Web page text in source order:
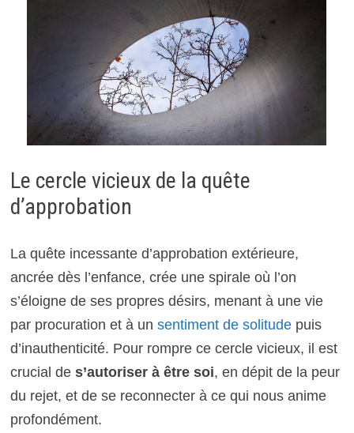
Le cercle vicieux de la quête
d’approbation
La quête incessante d’approbation extérieure,
ancrée dès l’enfance, crée une spirale où l’on
s’éloigne de ses propres désirs, menant à une vie
par procuration et à un sentiment de solitudepuis
d’inauthenticité. Pour rompre ce cercle vicieux, il est
crucial de s’autoriser à être soi, en dépit de la peur
du rejet, et de se reconnecter à ce qui nous anime
profondément.